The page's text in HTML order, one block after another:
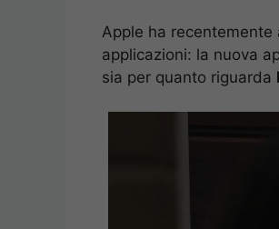
Apple ha recentemente
applicazioni: la nuova
sia per quanto riguarda